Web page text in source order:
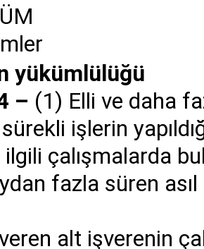
yüküml ü üğü
– (1) Elli ve daha
işlerin
çalışmalarda
fazla süren
alt işverenin